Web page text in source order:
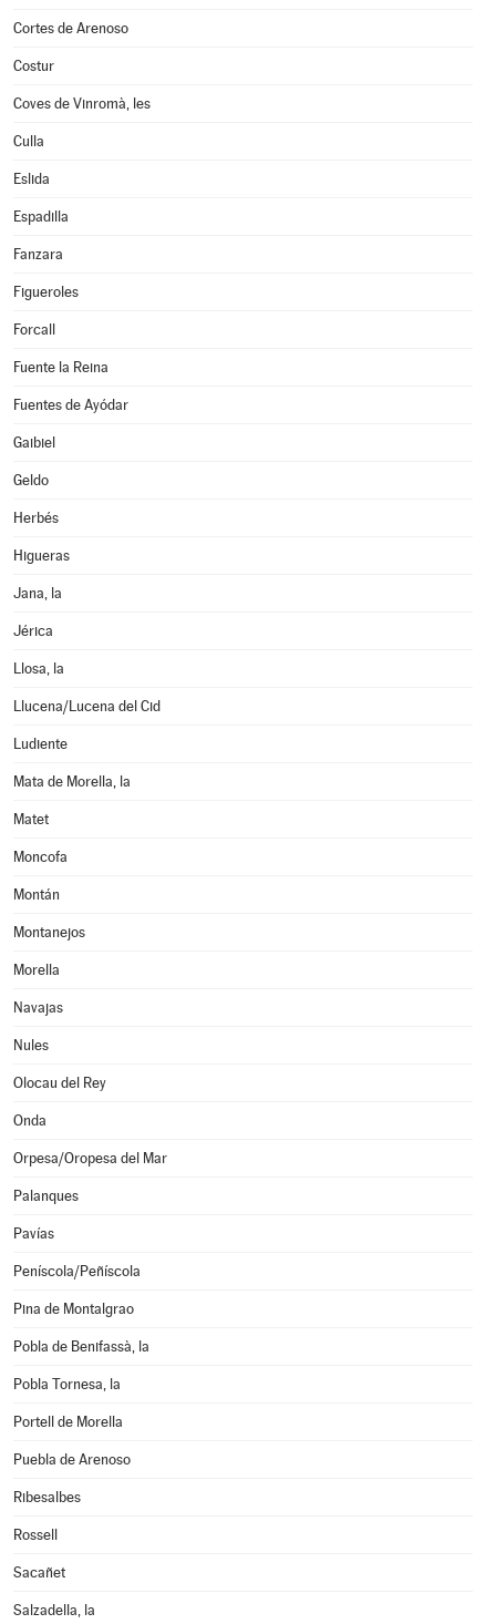
Cortes de Arenoso
Costur
Coves de Vinromà, les
Culla
Eslida
Espadilla
Fanzara
Figueroles
Forcall
Fuente la Reina
Fuentes de Ayódar
Gaibiel
Geldo
Herbés
Higueras
Jana, la
Jérica
Llosa, la
Llucena/Lucena del Cid
Ludiente
Mata de Morella, la
Matet
Moncofa
Montán
Montanejos
Morella
Navajas
Nules
Olocau del Rey
Onda
Orpesa/Oropesa del Mar
Palanques
Pavías
Peníscola/Peñíscola
Pina de Montalgrao
Pobla de Benifassà, la
Pobla Tornesa, la
Portell de Morella
Puebla de Arenoso
Ribesalbes
Rossell
Sacañet
Salzadella, la